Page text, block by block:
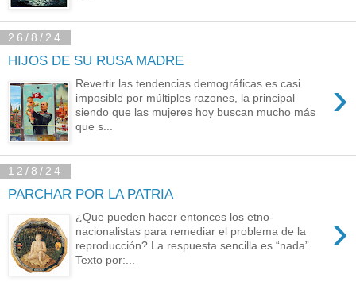
26/8/24
HIJOS DE SU RUSA MADRE
›
Revertir las tendencias demográficas es casi
imposible por múltiples razones, la principal
siendo que las mujeres hoy buscan mucho más
que s...
12/8/24
PARCHAR POR LA PATRIA
›
¿Que pueden hacer entonces los etno-
nacionalistas para remediar el problema de la
reproducción? La respuesta sencilla es “nada”.
Texto por:...